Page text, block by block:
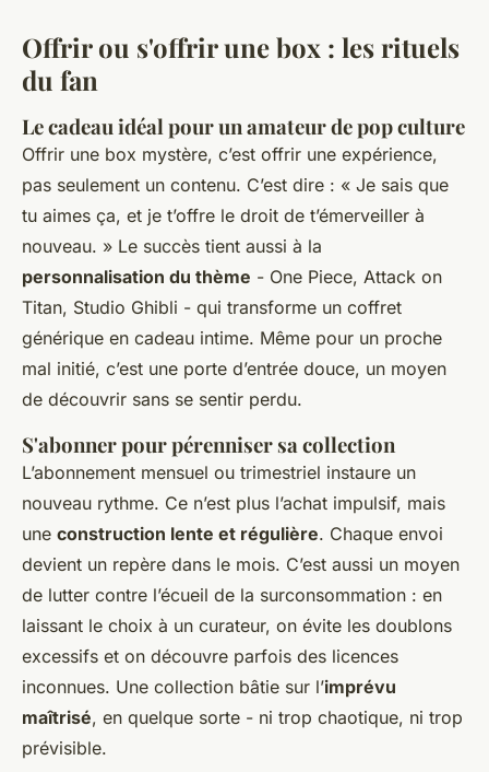
Offrir ou s'offrir une box : les rituels
du fan
Le cadeau idéal pour un amateur de pop culture
Offrir une box mystère, c’est offrir une expérience,
pas seulement un contenu. C’est dire : « Je sais que
tu aimes ça, et je t’offre le droit de t’émerveiller à
nouveau. » Le succès tient aussi à la
personnalisation du thème - One Piece, Attack on
Titan, Studio Ghibli - qui transforme un coffret
générique en cadeau intime. Même pour un proche
mal initié, c’est une porte d’entrée douce, un moyen
de découvrir sans se sentir perdu.
S'abonner pour pérenniser sa collection
L’abonnement mensuel ou trimestriel instaure un
nouveau rythme. Ce n’est plus l’achat impulsif, mais
une construction lente et régulière. Chaque envoi
devient un repère dans le mois. C’est aussi un moyen
de lutter contre l’écueil de la surconsommation : en
laissant le choix à un curateur, on évite les doublons
excessifs et on découvre parfois des licences
inconnues. Une collection bâtie sur l’imprévu
maîtrisé, en quelque sorte - ni trop chaotique, ni trop
prévisible.